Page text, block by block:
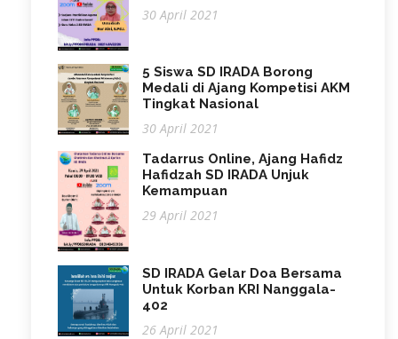
30 April 2021
5 Siswa SD IRADA Borong
Medali di Ajang Kompetisi AKM
Tingkat Nasional
30 April 2021
Tadarrus Online, Ajang Hafidz
Hafidzah SD IRADA Unjuk
Kemampuan
29 April 2021
SD IRADA Gelar Doa Bersama
Untuk Korban KRI Nanggala-
402
26 April 2021